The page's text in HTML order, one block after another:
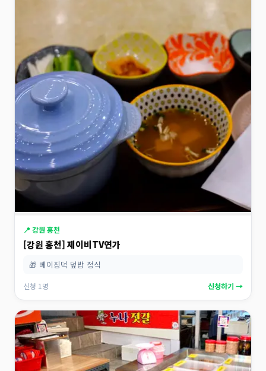
📍 강원 홍천
[강원 홍천] 제이비TV연가
🎁 베이징덕 덮밥 정식
신청 1명 신청하기 →